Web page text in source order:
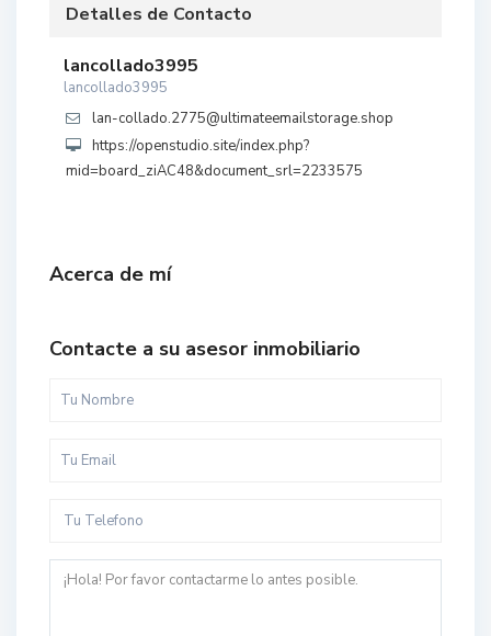
Detalles de Contacto
lancollado3995
lancollado3995
lan-collado.2775@ultimateemailstorage.shop
https://openstudio.site/index.php?
mid=board_ziAC48&document_srl=2233575
Acerca de mí
Contacte a su asesor inmobiliario